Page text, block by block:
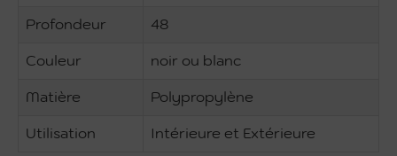
Profondeur 48
Couleur noir ou blanc
Matière Polypropylène
Utilisation Intérieure et Extérieure